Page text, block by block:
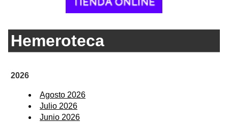
Hemeroteca
2026
Agosto 2026
Julio 2026
Junio 2026